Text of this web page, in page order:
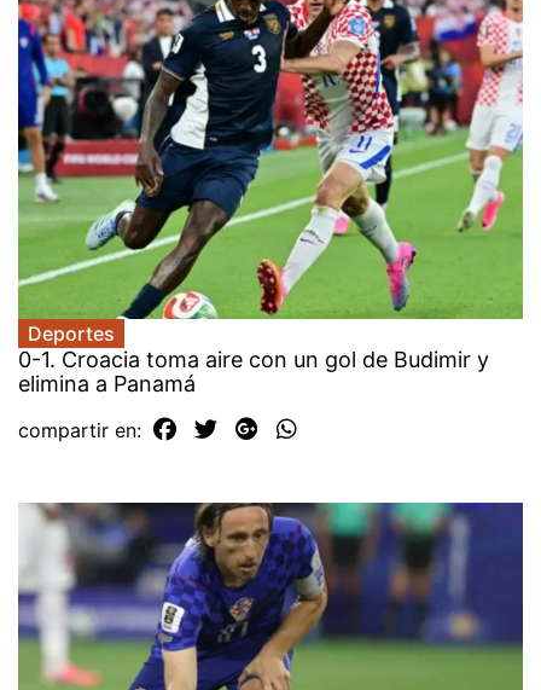
Deportes
0-1. Croacia toma aire con un gol de Budimir y
elimina a Panamá
compartir en: